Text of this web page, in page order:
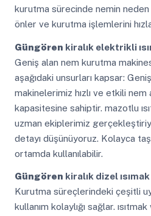
kurutma sürecinde nemin neden
önler ve kurutma işlemlerini
Güngören kiralık elektrikli
Geniş alan nem kurutma
aşağıdaki unsurları kapsar:
makinelerimiz hızlı ve etkili
kapasitesine sahiptir. mazotlu
uzman ekiplerimiz
detayı düşünüyoruz. Kolayca
ortamda kullanılabilir.
Güngören kiralık dizel ısımak
Kurutma süreçlerindeki çeşitli
kullanım kolaylığı sağlar.